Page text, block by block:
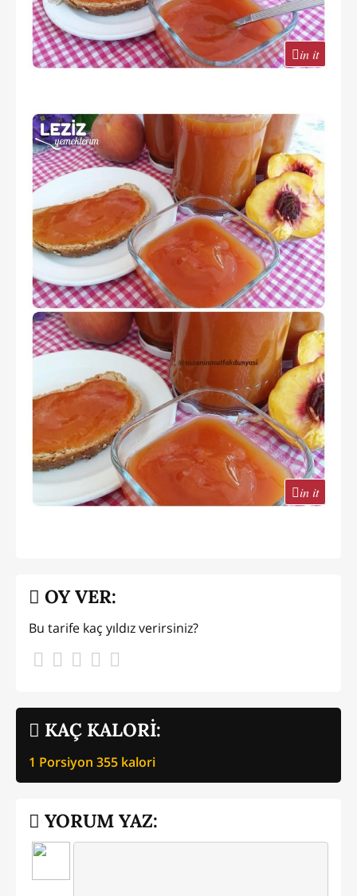
in it
in it
KAÇ KALORİ:
1 Porsiyon 355 kalori
OY VER:
Bu tarife kaç yıldız verirsiniz?
YORUM YAZ: